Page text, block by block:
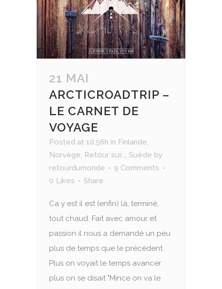
21 MAI
ARCTICROADTRIP –
LE CARNET DE
VOYAGE
Posted at 10:56h in Finlande,
Norvège, Retour sur..., Suède by
retourdumonde
9 Comments
0 Likes Share
Ca y est il est (enfin) là, terminé,
tout chaud. Fait avec amour et
passion il nous a demandé un peu
plus de temps que le précédent.
Plus on voyait le temps avancer
plus on se disait "Mince on va le